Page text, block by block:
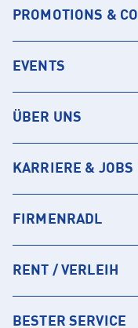
PROMOTIONS &
EVENTS
ÜBER UNS
KARRIERE & JOBS
FIRMENRADL
RENT / VERLEIH
BESTER SERVICE